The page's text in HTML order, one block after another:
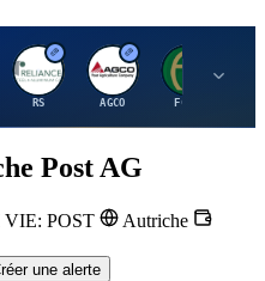
R
RS
A
AGCO FCFS
Post AG
VIE: POST
Autriche
une alerte